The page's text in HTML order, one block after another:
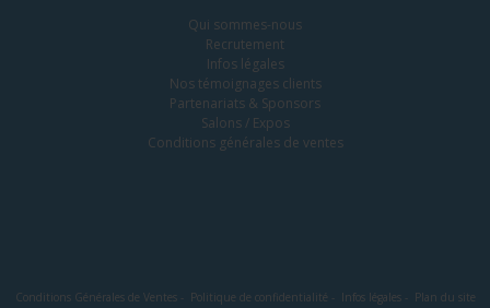
Qui sommes-nous
Recrutement
Infos légales
Nos témoignages clients
Partenariats & Sponsors
Salons / Expos
Conditions générales de ventes
Conditions Générales de Ventes- Politique de confidentialité - Infos légales- Plan du site